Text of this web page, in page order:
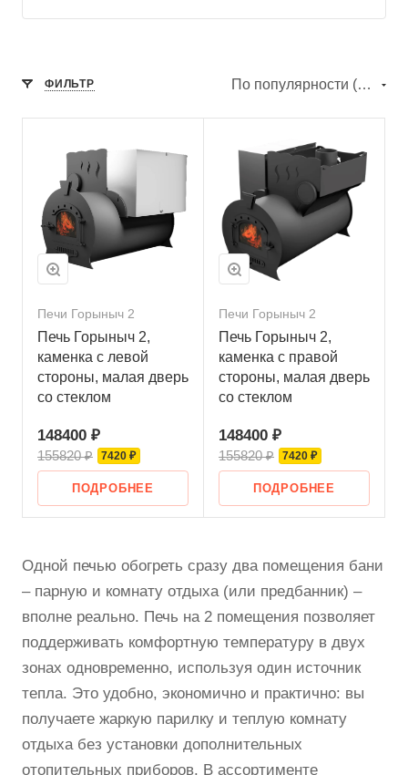
ФИЛЬТР По популярности (убывание)
Печи Горыныч 2
Печь Горыныч 2,
каменка с левой
стороны, малая дверь
со стеклом
148400 ₽
155820 ₽ 7420 ₽
ПОДРОБНЕЕ
Печи Горыныч 2
Печь Горыныч 2,
каменка с правой
стороны, малая дверь
со стеклом
148400 ₽
155820 ₽ 7420 ₽
ПОДРОБНЕЕ
Одной печью обогреть сразу два помещения бани
– парную и комнату отдыха (или предбанник) –
вполне реально. Печь на 2 помещения позволяет
поддерживать комфортную температуру в двух
зонах одновременно, используя один источник
тепла. Это удобно, экономично и практично: вы
получаете жаркую парилку и теплую комнату
отдыха без установки дополнительных
отопительных приборов. В ассортименте